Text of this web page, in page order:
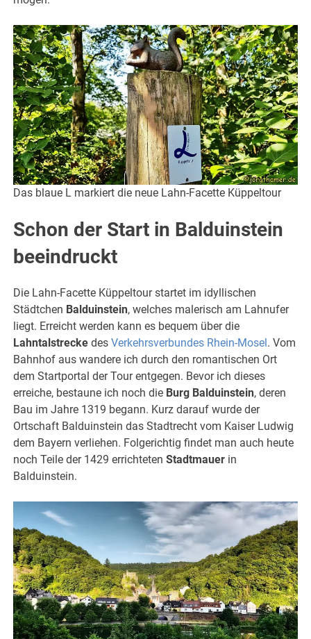
Das blaue L markiert die neue Lahn-Facette Küppeltour
Schon der Start in Balduinstein
beeindruckt
Die Lahn-Facette Küppeltour startet im idyllischen
Städtchen Balduinstein, welches malerisch am Lahnufer
liegt. Erreicht werden kann es bequem über die
Lahntalstrecke desVerkehrsverbundes Rhein-Mosel. Vom
Bahnhof aus wandere ich durch den romantischen Ort
dem Startportal der Tour entgegen. Bevor ich dieses
erreiche, bestaune ich noch die Burg Balduinstein, deren
Bau im Jahre 1319 begann. Kurz darauf wurde der
Ortschaft Balduinstein das Stadtrecht vom Kaiser Ludwig
dem Bayern verliehen. Folgerichtig findet man auch heute
noch Teile der 1429 errichtetenStadtmauer in
Balduinstein.